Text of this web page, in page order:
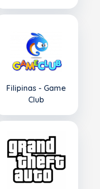
Filipinas - Game
Club